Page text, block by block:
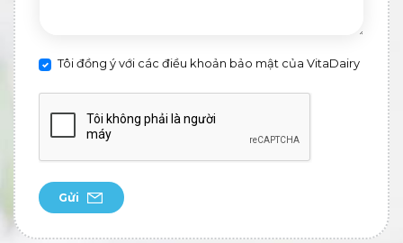
Tôi đồng ý với các điều khoản bảo mật của VitaDairy
Gửi